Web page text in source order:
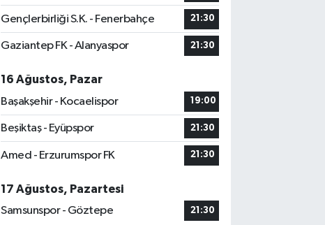
Gençlerbirliği S.K. - Fenerbahçe 21:30
Gaziantep FK - Alanyaspor 21:30
16 Ağustos, Pazar
Başakşehir - Kocaelispor
19:00
Beşiktaş - Eyüpspor 21:30
Amed - Erzurumspor FK 21:30
17 Ağustos, Pazartesi
Samsunspor - Göztepe
21:30